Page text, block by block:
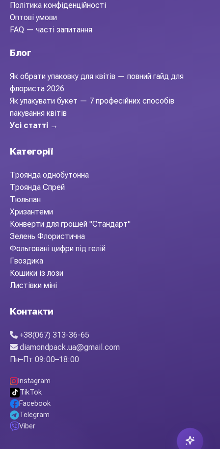
Політика конфіденційності
Оптові умови
FAQ — часті запитання
Блог
Як обрати упаковку для квітів — повний гайд для
флориста 2026
Як упакувати букет — 7 професійних способів
пакування квітів
Усі статті →
Категорії
Троянда однобутонна
Троянда Спрей
Тюльпан
Хризантеми
Конверти для грошей "Стандарт"
Зелень Флористична
Фольговані цифри під гелій
Гвоздика
Кошики із лози
Листівки міні
Контакти
+38(067) 313-36-65
diamondpack.ua@gmail.com
Пн–Пт 09:00–18:00
Instagram
TikTok
Facebook
Telegram
Viber